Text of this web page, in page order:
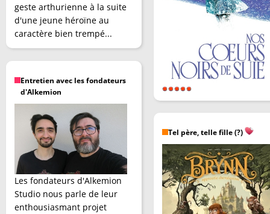
geste arthurienne à la suite
d'une jeune héroïne au
caractère bien trempé...
Entretien avec les fondateurs
d'Alkemion
Les fondateurs d'Alkemion
Studio nous parle de leur
enthousiasmant projet
Tel père, telle fille (?)